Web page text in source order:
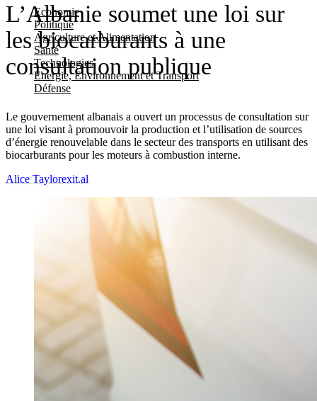
Economie
Politique
Agriculture et Alimentation
Santé
Technologies
Energie, Environnement et Transport
Défense
L’Albanie soumet une loi sur
les biocarburants à une
consultation publique
Le gouvernement albanais a ouvert un processus de consultation sur
une loi visant à promouvoir la production et l’utilisation de sources
d’énergie renouvelable dans le secteur des transports en utilisant des
biocarburants pour les moteurs à combustion interne.
Alice Taylorexit.al